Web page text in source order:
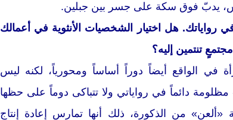
يدبّ فوق سكة على جسر بين جبلين.
رواياتك. هل اختيار الشخصيات الأنثوية في أعمالك
تنتمين إليه؟
في الواقع أيضاً دوراً أساساً ومحورياً، لكنه ليس
مظلومة دائماً في رواياتي ولا تتباكى دوماً على حظها
«ألعن» من الذكورة، ذلك أنها تمارس إعادة إنتاج